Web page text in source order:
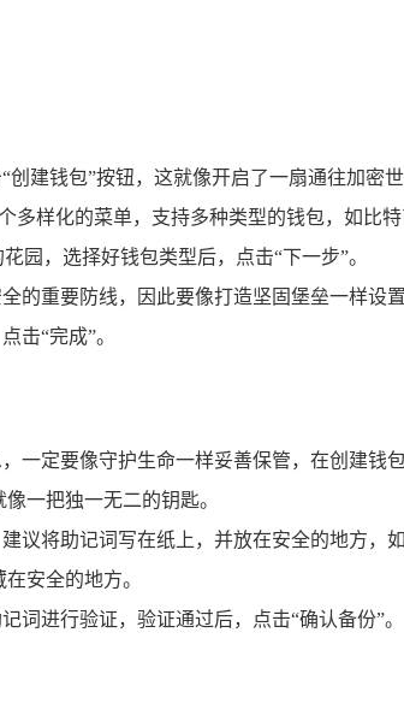
创建钱包”按钮，这就像开启了一扇通往加密
多样化的菜单，支持多种类型的钱包，如
园，选择好钱包类型后，点击“下一步”。
的重要防线，因此要像打造坚固堡垒一样
击“完成”。
一定要像守护生命一样妥善保管，在创建钱
一把独一无二的钥匙。
议将助记词写在纸上，并放在安全的地方
安全的地方。
词进行验证，验证通过后，点击“确认备份”。